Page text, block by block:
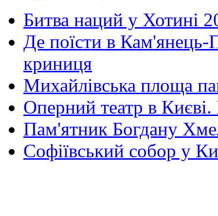
Битва наций у Хотині
Де поїсти в Кам'янець-
криниця
Михайлівська площа
Оперний театр в
Пам'ятник Богдану
Софіївський собор у